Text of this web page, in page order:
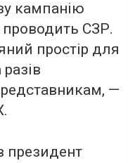
кампанію
проводить СЗР.
простір для
—
президент